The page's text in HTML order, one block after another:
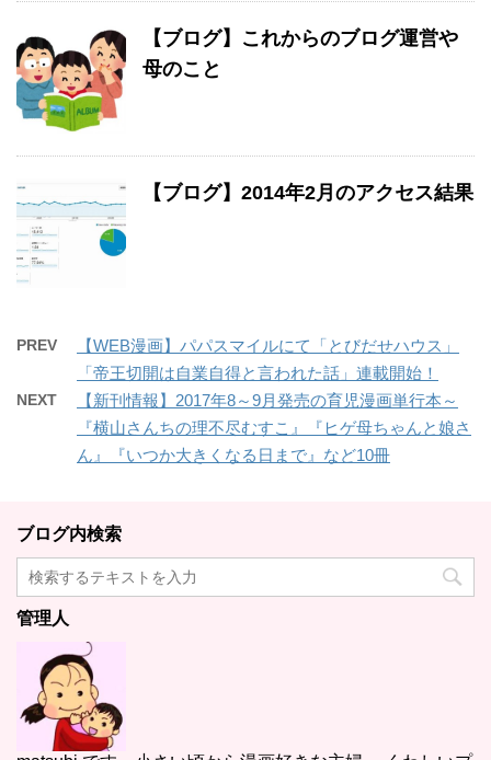
【ブログ】これからのブログ運営や
母のこと
【ブログ】2014年2月のアクセス結果
PREV
【WEB漫画】パパスマイルにて「とびだせハウス」
「帝王切開は自業自得と言われた話」連載開始！
NEXT
【新刊情報】2017年8～9月発売の育児漫画単行本～
『横山さんちの理不尽むすこ』『ヒゲ母ちゃんと娘さ
ん』『いつか大きくなる日まで』など10冊
ブログ内検索
管理人